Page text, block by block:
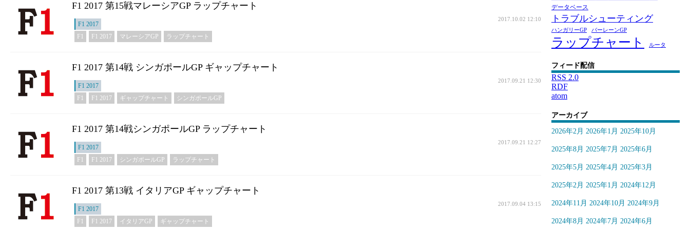
F1 2017 第15戦マレーシアGP ラップチャート
F1 2017
2017.10.02 12:10
F1 F1 2017 マレーシアGP ラップチャート
F1 2017 第14戦 シンガポールGP ギャップチャート
F1 2017
2017.09.21 12:30
F1 F1 2017 ギャップチャート シンガポールGP
F1 2017 第14戦シンガポールGP ラップチャート
F1 2017
2017.09.21 12:27
F1 F1 2017 シンガポールGP ラップチャート
F1 2017 第13戦 イタリアGP ギャップチャート
F1 2017
2017.09.04 13:15
F1 F1 2017 イタリアGP ギャップチャート
データベース
トラブルシューティング
ハンガリーGP バーレーンGP
ラップチャート ルータ
フィード配信
RSS 2.0
RDF
atom
アーカイブ
2026年2月 2026年1月 2025年10月
2025年8月 2025年7月 2025年6月
2025年5月 2025年4月 2025年3月
2025年2月 2025年1月 2024年12月
2024年11月 2024年10月 2024年9月
2024年8月 2024年7月 2024年6月